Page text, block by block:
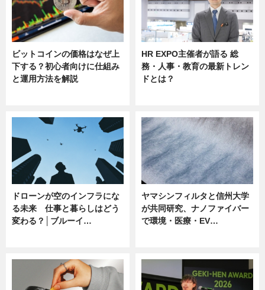
ビットコインの価格はなぜ上
下する？初心者向けに仕組み
と運用方法を解説
HR EXPO主催者が語る 総
務・人事・教育の最新トレン
ドとは？
ドローンが空のインフラにな
る未来 仕事と暮らしはどう
変わる？│ブルーイ…
ヤマシンフィルタと信州大学
が共同研究、ナノファイバー
で環境・医療・EV…